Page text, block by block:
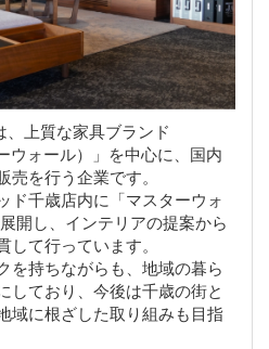
、上質な家具ブランド
ウォール）」を中心に、国内
を行う企業です。
ド千歳店内に「マスターウォ
開し、インテリアの提案から
て行っています。
を持ちながらも、地域の暮ら
しており、今後は千歳の街と
域に根ざした取り組みも目指